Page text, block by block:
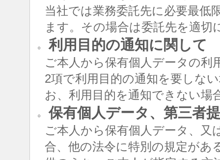
当社では業務委託先に必要最低
ます。その場合は委託先を適切
○ 利用目的の通知に関して
ご本人から保有個人データの利
2項で利用目的の通知を要しな
お、利用目的を通知できない場
○ 保有個人データ、第三者
ご本人から保有個人データ、又
合、他の法令に特別の規定があ